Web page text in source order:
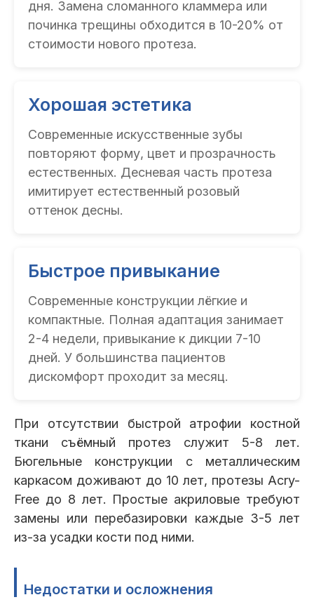
дня. Замена сломанного кламмера или
починка трещины обходится в 10-20% от
стоимости нового протеза.
Хорошая эстетика
Современные искусственные зубы
повторяют форму, цвет и прозрачность
естественных. Десневая часть протеза
имитирует естественный розовый
оттенок десны.
Быстрое привыкание
Современные конструкции лёгкие и
компактные. Полная адаптация занимает
2-4 недели, привыкание к дикции 7-10
дней. У большинства пациентов
дискомфорт проходит за месяц.
При отсутствии быстрой атрофии костной
ткани съёмный протез служит 5-8 лет.
Бюгельные конструкции с металлическим
каркасом доживают до 10 лет, протезы Acry-
Free до 8 лет. Простые акриловые требуют
замены или перебазировки каждые 3-5 лет
из-за усадки кости под ними.
Недостатки и осложнения